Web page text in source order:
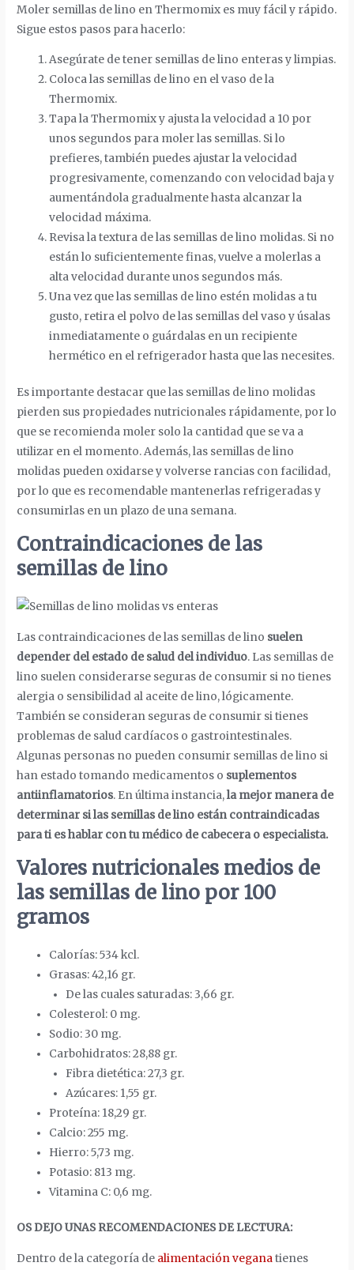
Moler semillas de lino en Thermomix es muy fácil y rápido.
Sigue estos pasos para hacerlo:
Asegúrate de tener semillas de lino enteras y limpias.
Coloca las semillas de lino en el vaso de la
Thermomix.
Tapa la Thermomix y ajusta la velocidad a 10 por
unos segundos para moler las semillas. Si lo
prefieres, también puedes ajustar la velocidad
progresivamente, comenzando con velocidad baja y
aumentándola gradualmente hasta alcanzar la
velocidad máxima.
Revisa la textura de las semillas de lino molidas. Si no
están lo suficientemente finas, vuelve a molerlas a
alta velocidad durante unos segundos más.
Una vez que las semillas de lino estén molidas a tu
gusto, retira el polvo de las semillas del vaso y úsalas
inmediatamente o guárdalas en un recipiente
hermético en el refrigerador hasta que las necesites.
Es importante destacar que las semillas de lino molidas
pierden sus propiedades nutricionales rápidamente, por lo
que se recomienda moler solo la cantidad que se va a
utilizar en el momento. Además, las semillas de lino
molidas pueden oxidarse y volverse rancias con facilidad,
por lo que es recomendable mantenerlas refrigeradas y
consumirlas en un plazo de una semana.
Contraindicaciones de las
semillas de lino
Las contraindicaciones de las semillas de lino suelen
depender del estado de salud del individuo. Las semillas de
lino suelen considerarse seguras de consumir si no tienes
alergia o sensibilidad al aceite de lino, lógicamente.
También se consideran seguras de consumir si tienes
problemas de salud cardíacos o gastrointestinales.
Algunas personas no pueden consumir semillas de lino si
han estado tomando medicamentos o suplementos
antiinflamatorios. En última instancia,la mejor manera de
determinar si las semillas de lino están contraindicadas
para ti es hablar con tu médico de cabecera o especialista.
Valores nutricionales medios de
las semillas de lino por 100
gramos
Calorías: 534 kcl.
Grasas: 42,16 gr.
De las cuales saturadas: 3,66 gr.
Colesterol: 0 mg.
Sodio: 30 mg.
Carbohidratos: 28,88 gr.
Fibra dietética: 27,3 gr.
Azúcares: 1,55 gr.
Proteína: 18,29 gr.
Calcio: 255 mg.
Hierro: 5,73 mg.
Potasio: 813 mg.
Vitamina C: 0,6 mg.
OS DEJO UNAS RECOMENDACIONES DE LECTURA:
Dentro de la categoría de alimentación veganatienes